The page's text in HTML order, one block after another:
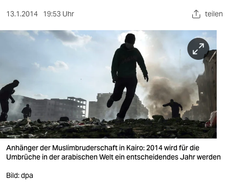
sport
berlin
wahrheit
verlag
verlag
veranstaltungen
13.1.2014 19:53 Uhr teilen
Anhänger der Muslimbruderschaft in Kairo: 2014 wird für die
Umbrüche in der arabischen Welt ein entscheidendes Jahr werden
Bild: dpa